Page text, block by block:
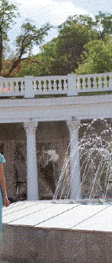
что не
приехал на